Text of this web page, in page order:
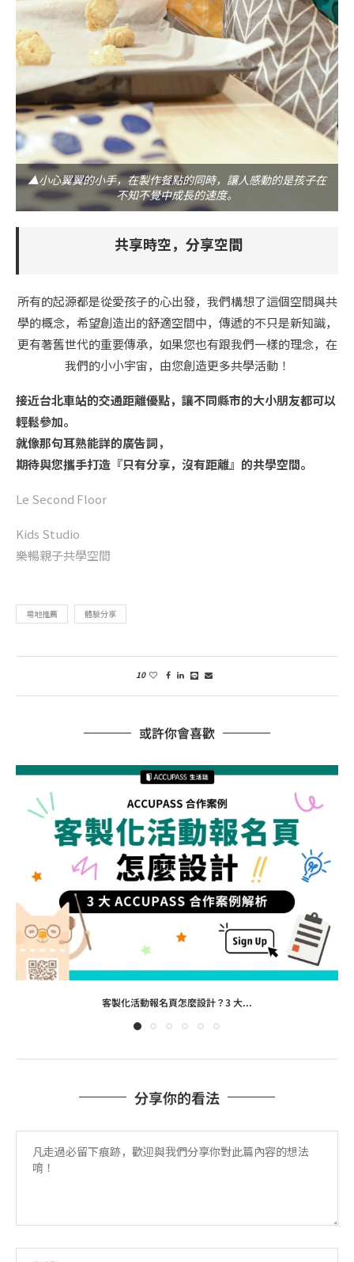
▲小心翼翼的小手，在製作餐點的同時，讓人感動的是孩子在
不知不覺中成長的速度。
共享時空，分享空間
所有的起源都是從愛孩子的心出發，我們構想了這個空間與共
學的概念，希望創造出的舒適空間中，傳遞的不只是新知識，
更有著舊世代的重要傳承，如果您也有跟我們一樣的理念，在
我們的小小宇宙，由您創造更多共學活動！
接近台北車站的交通距離優點，讓不同縣市的大小朋友都可以
輕鬆參加。
就像那句耳熟能詳的廣告詞，
期待與您攜手打造『只有分享，沒有距離』的共學空間。
Le Second Floor
Kids Studio
樂暢親子共學空間
場地推薦 體驗分享
10
或許你會喜歡
客製化活動報名頁怎麼設計？3 大...
分享你的看法